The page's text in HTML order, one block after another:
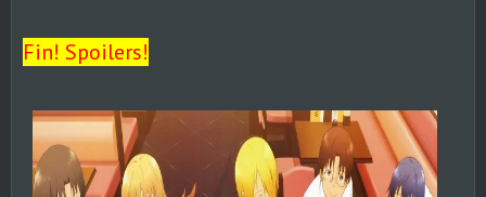
Fin! Spoilers!